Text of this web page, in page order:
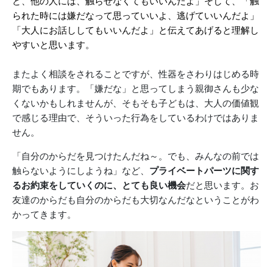
られた時には嫌だなって思っていいよ、逃げていいんだよ」
「大人にお話ししてもいいんだよ」と伝えてあげると理解し
やすいと思います。
またよく相談をされることですが、性器をさわりはじめる時
期でもあります。「嫌だな」と思ってしまう親御さんも少な
くないかもしれませんが、そもそも子どもは、大人の価値観
で感じる理由で、そういった行為をしているわけではありま
せん。
「自分のからだを見つけたんだね～。でも、みんなの前では
触らないようにしようね」など、 プライベートパーツに関す
るお約束をしていくのに、とても良い機会だと思います。お
友達のからだも自分のからだも大切なんだなということがわ
かってきます。